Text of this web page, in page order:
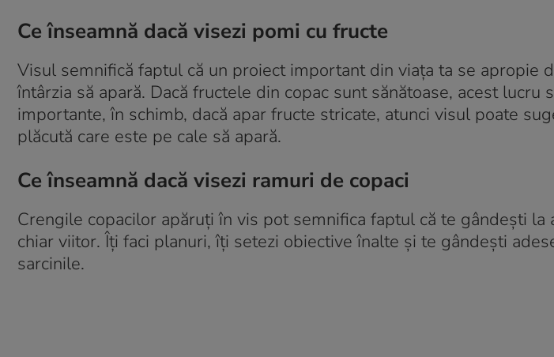
Ce înseamnă dacă visezi pomi cu fructe
Visul semnifică faptul că un proiect important din viața ta se apropie
întârzia să apară. Dacă fructele din copac sunt sănătoase, acest lucru
importante, în schimb, dacă apar fructe stricate, atunci visul poate
plăcută care este pe cale să apară.
Ce înseamnă dacă visezi ramuri de copaci
Crengile copacilor apăruți în vis pot semnifica faptul că te gândești la
chiar viitor. Îți faci planuri, îți setezi obiective înalte și te gândești
sarcinile.